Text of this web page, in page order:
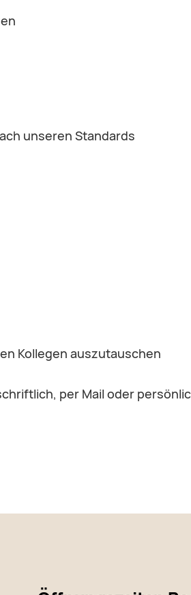
unseren Standards
Kollegen auszutauschen
per Mail oder